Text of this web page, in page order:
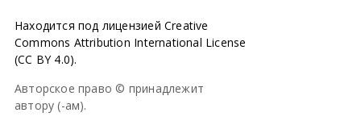
Находится под лицензией Creative
Commons Attribution International License
(CC BY 4.0).
Авторское право © принадлежит
автору (-ам).